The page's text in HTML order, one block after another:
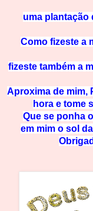
uma plantação
Como fizeste a
fizeste também a
Aproxima de mim,
hora e tome
Que se ponha
em mim o sol